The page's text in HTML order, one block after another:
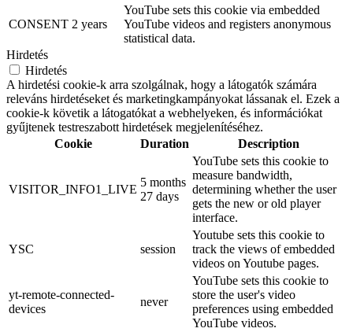
CONSENT 2 years
YouTube sets this cookie via embedded
YouTube videos and registers anonymous
statistical data.
Hirdetés
Hirdetés
A hirdetési cookie-k arra szolgálnak, hogy a látogatók számára
releváns hirdetéseket és marketingkampányokat lássanak el. Ezek a
cookie-k követik a látogatókat a webhelyeken, és információkat
gyűjtenek testreszabott hirdetések megjelenítéséhez.
Cookie
Duration Description
VISITOR_INFO1_LIVE
5 months
27 days
YouTube sets this cookie to
measure bandwidth,
determining whether the user
gets the new or old player
interface.
YSC session
Youtube sets this cookie to
track the views of embedded
videos on Youtube pages.
yt-remote-connected-
devices
never
YouTube sets this cookie to
store the user's video
preferences using embedded
YouTube videos.